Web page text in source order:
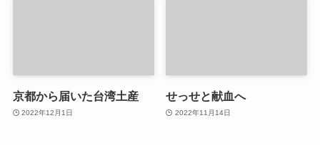
京都から届いた台湾土産
2022年12月1日
せっせと献血へ
2022年11月14日